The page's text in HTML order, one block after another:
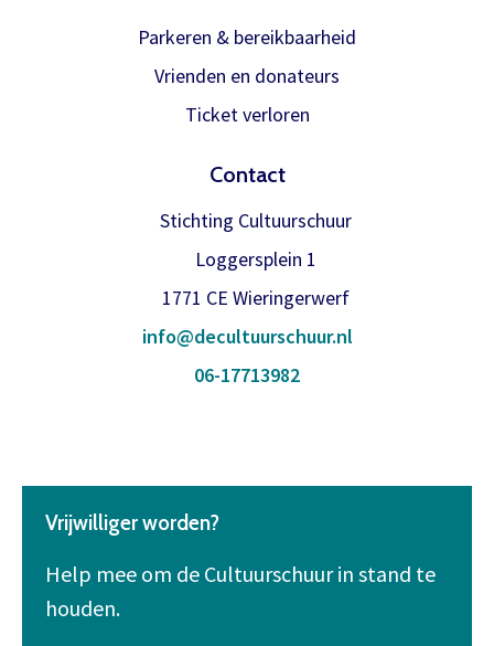
abonnement.
U krijgt dan bericht dat u gratis kan
reserveren, gewoon via de bestelknop
Meer info
Parkeren & bereikbaarheid
Vrienden en donateurs
Ticket verloren
Contact
Stichting Cultuurschuur
Loggersplein 1
1771 CE Wieringerwerf
info@decultuurschuur.nl
06-17713982
Vrijwilliger worden?
Help mee om de Cultuurschuur in stand te
houden.